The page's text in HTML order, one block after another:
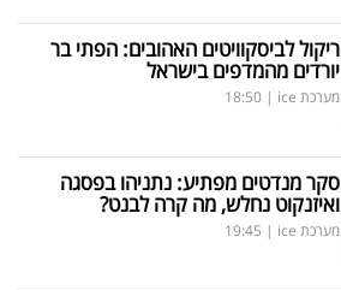
ריקול לביסקוויטים האהובים: הפתי בר
יורדים מהמדפים בישראל
מערכת ice |
18:50
סקר מנדטים מפתיע: נתניהו בפסגה
ואיזנקוט נחלש, מה קרה לבנט?
מערכת ice |
19:45